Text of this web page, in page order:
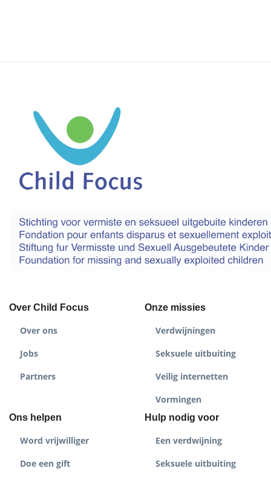
Over Child Focus
Over ons
Jobs
Partners
Onze missies
Verdwijningen
Seksuele uitbuiting
Veilig internetten
Vormingen
Ons helpen
Word vrijwilliger
Doe een gift
Hulp nodig voor
Een verdwijning
Seksuele uitbuiting